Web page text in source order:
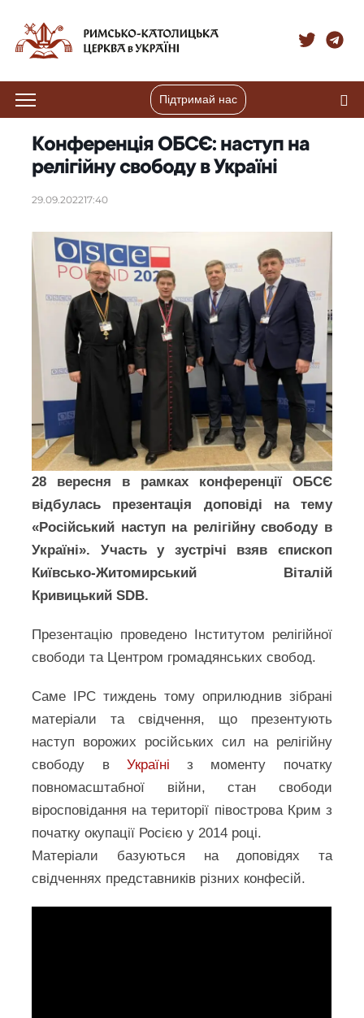
Підтримай нас
Конференція ОБСЄ: наступ на
релігійну свободу в Україні
29.09.202217:40
28 вересня в рамках конференції ОБСЄ
відбулась презентація доповіді на тему
«Російський наступ на релігійну свободу в
Україні». Участь у зустрічі взяв єпископ
Київсько-Житомирський Віталій
Кривицький SDB.
Презентацію проведено Інститутом релігійної
свободи та Центром громадянських свобод.
Саме ІРС тиждень тому оприлюднив зібрані
матеріали та свідчення, що презентують
наступ ворожих російських сил на релігійну
свободу в Україні з моменту початку
повномасштабної війни, стан свободи
віросповідання на території півострова Крим з
початку окупації Росією у 2014 році.
Матеріали базуються на доповідях та
свідченнях представників різних конфесій.